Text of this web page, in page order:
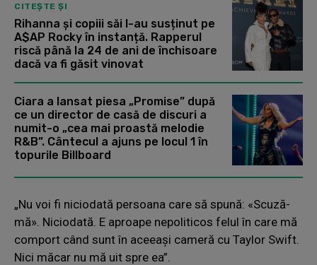
CITEȘTE ȘI
Rihanna și copiii săi l-au susținut pe
A$AP Rocky în instanță. Rapperul
riscă până la 24 de ani de închisoare
dacă va fi găsit vinovat
Ciara a lansat piesa „Promise” după
ce un director de casă de discuri a
numit-o „cea mai proastă melodie
R&B”. Cântecul a ajuns pe locul 1 în
topurile Billboard
„Nu voi fi niciodată persoana care să spună: «Scuză-
mă». Niciodată. E aproape nepoliticos felul în care mă
comport când sunt în aceeași cameră cu Taylor Swift.
Nici măcar nu mă uit spre ea”.